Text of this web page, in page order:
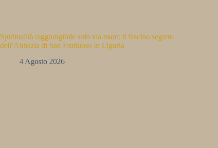
Spiritualità raggiungibile solo via mare: il fascino segreto
dell’Abbazia di San Fruttuoso in Liguria
4 Agosto 2026